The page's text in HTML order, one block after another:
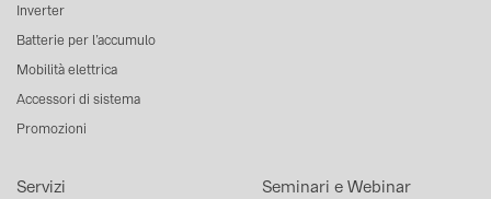
Inverter
Batterie per l’accumulo
Mobilità elettrica
Accessori di sistema
Promozioni
Servizi Seminari e Webinar